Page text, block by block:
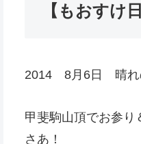
【もおすけ
2014 8月6日 晴れ
甲斐駒山頂でお参り
さあ！